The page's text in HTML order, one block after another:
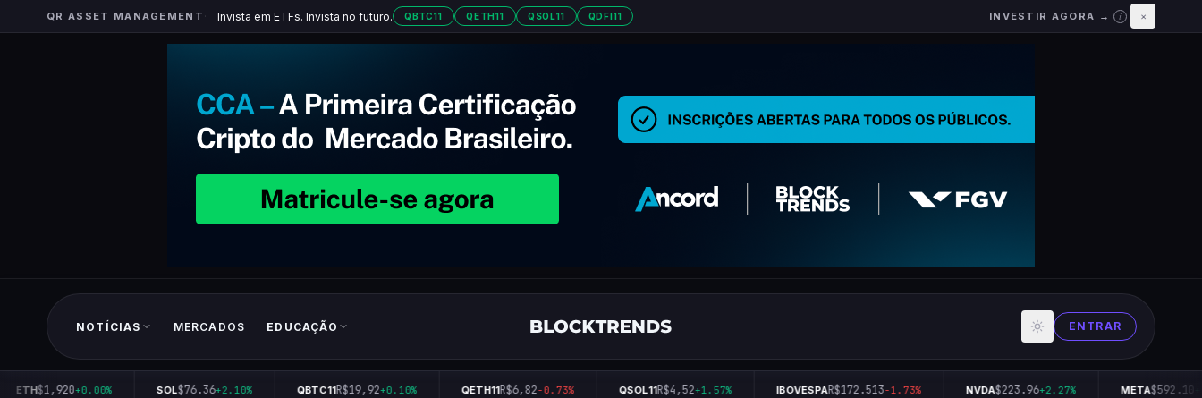
QR ASSET MANAGEMENT Invista em ETFs. Invista no futuro. QBTC11 QETH11 QSOL11 QDFI11 INVESTIR AGORA → i ×
NOTÍCIAS MERCADOS EDUCAÇÃO ENTRAR
ETH$1,920+0.00% SOL$76.36+2.10% QBTC11R$19,92+0.10% QETH11R$6,82-0.73% QSOL11R$4,52+1.57% IBOVESPAR$172.513-1.73% NVDA$223.96+2.27% META$592.10